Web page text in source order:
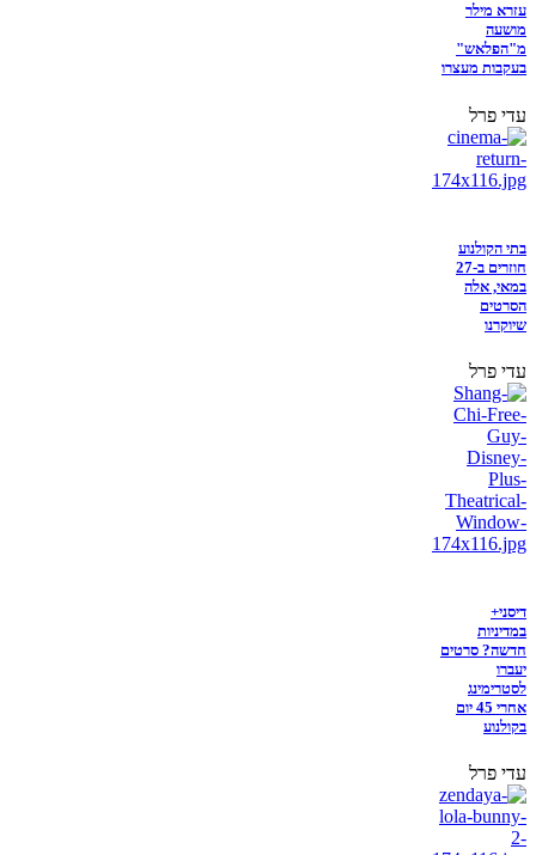
עזרא מילר
מושעה
מ"הפלאש"
בעקבות מעצרו
עדי פרל
בתי הקולנוע
חוזרים ב-27
במאי, אלה
הסרטים
שיוקרנו
עדי פרל
דיסני+
במדיניות
חדשה? סרטים
יעברו
לסטרימינג
אחרי 45 יום
בקולנוע
עדי פרל